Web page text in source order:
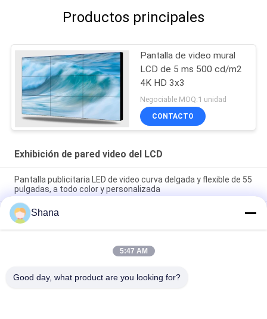
Productos principales
Pantalla de video mural
LCD de 5 ms 500 cd/m2
4K HD 3x3
Negociable MOQ:1 unidad
CONTACTO
Exhibición de pared video del LCD
Pantalla publicitaria LED de video curva delgada y flexible de 55
pulgadas, a todo color y personalizada
Pantalla publicitaria LED de video curva delgada y flexible de 55
pulgadas, a todo color y personalizada
Pantalla LED P4 Flexible Fija LOFIT Jcvision para Instalación
Exterior, Pantalla de Video Publicitaria Grande, Pared Super
Shana
5:47 AM
Good day, what product are you looking for?